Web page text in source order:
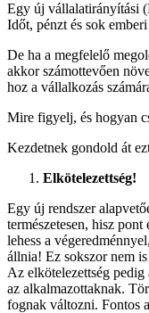
Egy új vállalatirányítási
Időt, pénzt és sok
De ha a megfelelő
akkor számottevően
hoz a vállalkozás
Mire figyelj, és hogyan
Kezdetnek gondold át
Elkötelezettség!
Egy új rendszer
természetesen, hisz
lehess a
állnia! Ez sokszor nem
Az elkötelezettség
az alkalmazottaknak.
fognak változni. Fontos